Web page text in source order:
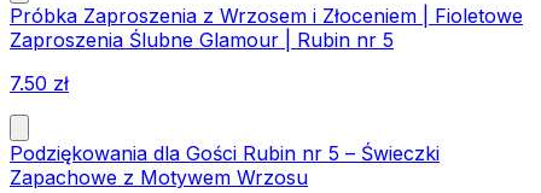
Próbka Zaproszenia z Wrzosem i Złoceniem | Fioletowe
Zaproszenia Ślubne Glamour | Rubin nr 5
7.50 zł
Podziękowania dla Gości Rubin nr 5 – Świeczki
Zapachowe z Motywem Wrzosu